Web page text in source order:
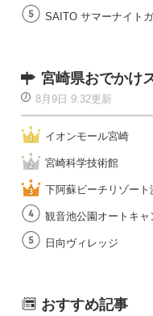
SAITO サマーナイト
宮崎県おでかけ
8月9日 9:32更新
イオンモール宮崎
宮崎科学技術館
下阿蘇ビーチリゾート
観音池公園オートキャ
日向ヴィレッジ
おすすめ記事